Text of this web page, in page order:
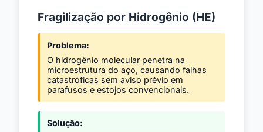
Fragilização por Hidrogênio (HE)
Problema:
O hidrogênio molecular penetra na
microestrutura do aço, causando falhas
catastróficas sem aviso prévio em
parafusos e estojos convencionais.
Solução: